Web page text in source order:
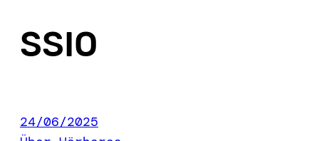
SSIO
24/06/2025